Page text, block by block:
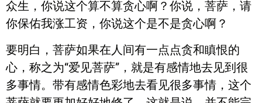
众生，你说这个算不算贪心啊？你说，菩萨，请
你保佑我涨工资，你说这个是不是贪心啊？
要明白，菩萨如果在人间有一点点贪和瞋恨的
心，称之为“爱见菩萨”，就是有感情地去见到很
多事情。带有感情色彩地去看见很多事情，这个